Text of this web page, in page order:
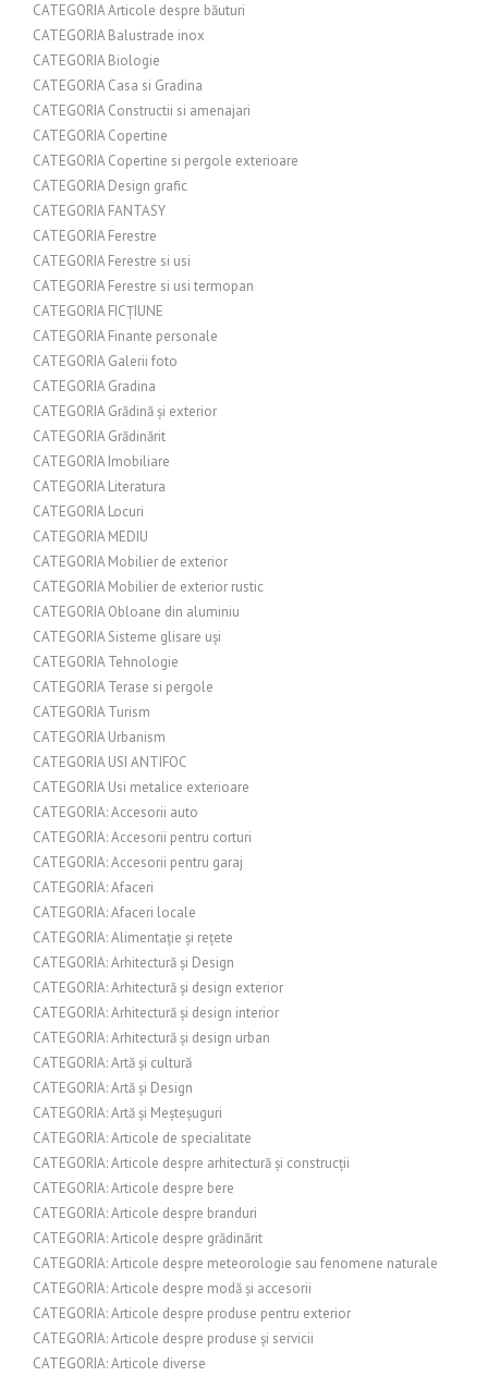
CATEGORIA Articole despre băuturi
CATEGORIA Balustrade inox
CATEGORIA Biologie
CATEGORIA Casa si Gradina
CATEGORIA Constructii si amenajari
CATEGORIA Copertine
CATEGORIA Copertine si pergole exterioare
CATEGORIA Design grafic
CATEGORIA FANTASY
CATEGORIA Ferestre
CATEGORIA Ferestre si usi
CATEGORIA Ferestre si usi termopan
CATEGORIA FICȚIUNE
CATEGORIA Finante personale
CATEGORIA Galerii foto
CATEGORIA Gradina
CATEGORIA Grădină și exterior
CATEGORIA Grădinărit
CATEGORIA Imobiliare
CATEGORIA Literatura
CATEGORIA Locuri
CATEGORIA MEDIU
CATEGORIA Mobilier de exterior
CATEGORIA Mobilier de exterior rustic
CATEGORIA Obloane din aluminiu
CATEGORIA Sisteme glisare uși
CATEGORIA Tehnologie
CATEGORIA Terase si pergole
CATEGORIA Turism
CATEGORIA Urbanism
CATEGORIA USI ANTIFOC
CATEGORIA Usi metalice exterioare
CATEGORIA: Accesorii auto
CATEGORIA: Accesorii pentru corturi
CATEGORIA: Accesorii pentru garaj
CATEGORIA: Afaceri
CATEGORIA: Afaceri locale
CATEGORIA: Alimentație și rețete
CATEGORIA: Arhitectură și Design
CATEGORIA: Arhitectură și design exterior
CATEGORIA: Arhitectură și design interior
CATEGORIA: Arhitectură și design urban
CATEGORIA: Artă și cultură
CATEGORIA: Artă și Design
CATEGORIA: Artă și Meșteșuguri
CATEGORIA: Articole de specialitate
CATEGORIA: Articole despre arhitectură și construcții
CATEGORIA: Articole despre bere
CATEGORIA: Articole despre branduri
CATEGORIA: Articole despre grădinărit
CATEGORIA: Articole despre meteorologie sau fenomene naturale
CATEGORIA: Articole despre modă și accesorii
CATEGORIA: Articole despre produse pentru exterior
CATEGORIA: Articole despre produse și servicii
CATEGORIA: Articole diverse